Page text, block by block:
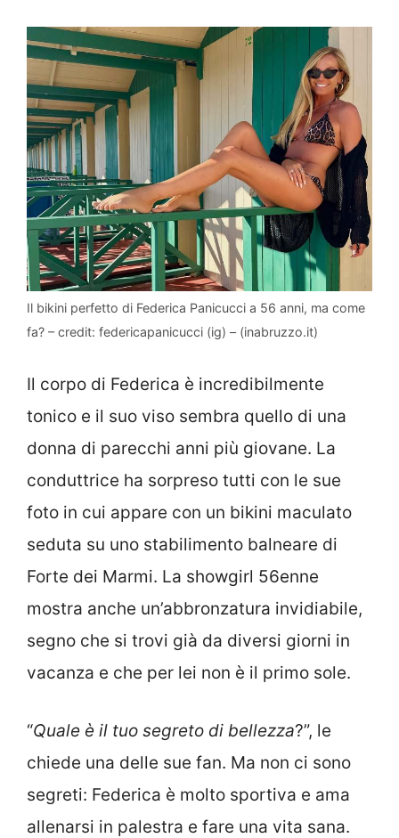
Il bikini perfetto di Federica Panicucci a 56 anni, ma come
fa? – credit: federicapanicucci (ig) – (inabruzzo.it)
Il corpo di Federica è incredibilmente
tonico e il suo viso sembra quello di una
donna di parecchi anni più giovane. La
conduttrice ha sorpreso tutti con le sue
foto in cui appare con un bikini maculato
seduta su uno stabilimento balneare di
Forte dei Marmi. La showgirl 56enne
mostra anche un’abbronzatura invidiabile,
segno che si trovi già da diversi giorni in
vacanza e che per lei non è il primo sole.
“Quale è il tuo segreto di bellezza?”, le
chiede una delle sue fan. Ma non ci sono
segreti: Federica è molto sportiva e ama
allenarsi in palestra e fare una vita sana.